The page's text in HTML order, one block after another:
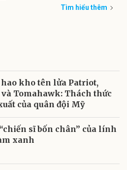
Tìm hiểu thêm
kho tên lửa Patriot,
và Tomahawk: Thách thức
của quân đội Mỹ
sĩ bốn chân” của lính
xanh